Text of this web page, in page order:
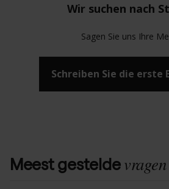
Wir suchen nach
Sagen Sie uns Ihre
Schreiben Sie die erste
Meest gestelde vragen